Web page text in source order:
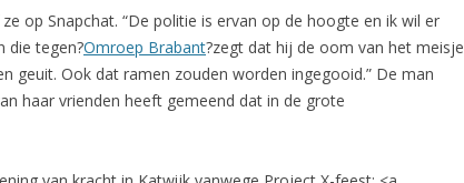
op Snapchat. “De politie is ervan op de hoogte en ik wil er
die tegen?Omroep Brabant?zegt dat hij de oom van het meisje
geuit. Ook dat ramen zouden worden ingegooid.” De man
haar vrienden heeft gemeend dat in de grote